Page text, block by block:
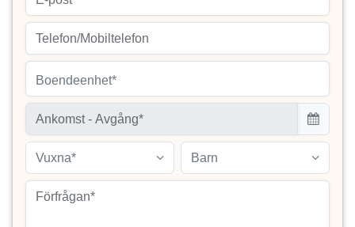
Boendeenhet*
Vuxna* Barn